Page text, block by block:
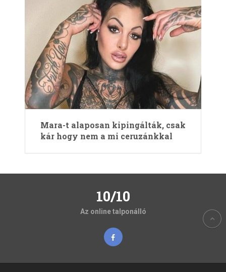
Mara-t alaposan kipingálták, csak
kár hogy nem a mi ceruzánkkal
10/10
Az online talponálló